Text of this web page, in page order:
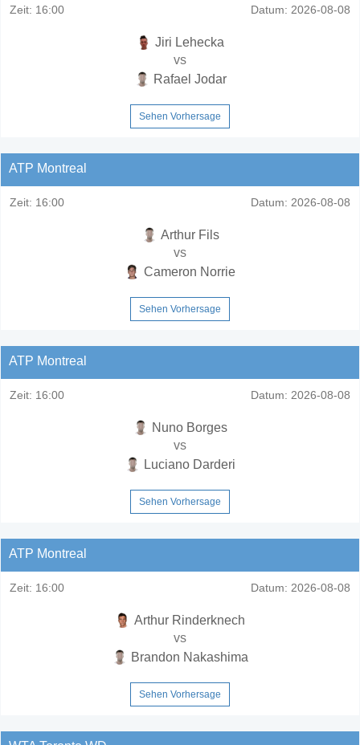
Zeit: 16:00 Datum: 2026-08-08
Jiri Lehecka
vs
Rafael Jodar
Sehen Vorhersage
ATP Montreal
Zeit: 16:00 Datum: 2026-08-08
Arthur Fils
vs
Cameron Norrie
Sehen Vorhersage
ATP Montreal
Zeit: 16:00 Datum: 2026-08-08
Nuno Borges
vs
Luciano Darderi
Sehen Vorhersage
ATP Montreal
Zeit: 16:00 Datum: 2026-08-08
Arthur Rinderknech
vs
Brandon Nakashima
Sehen Vorhersage